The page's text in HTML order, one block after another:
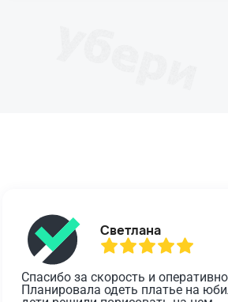
Светлана
Спасибо за скорость и
Планировала одеть платье на